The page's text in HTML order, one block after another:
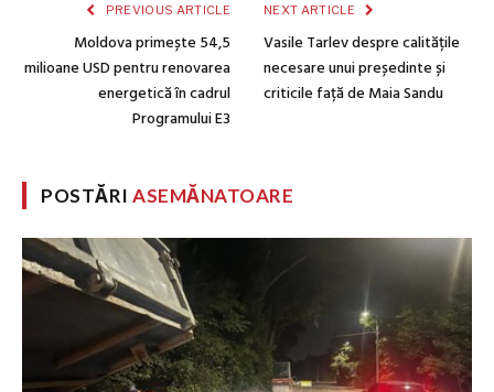
PREVIOUS ARTICLE
Moldova primește 54,5
milioane USD pentru renovarea
energetică în cadrul
Programului E3
NEXT ARTICLE
Vasile Tarlev despre calitățile
necesare unui președinte și
criticile față de Maia Sandu
POSTĂRIASEMĂNATOARE